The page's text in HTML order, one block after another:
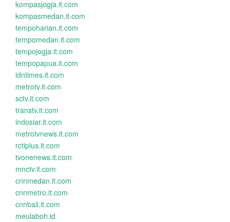
kompasjogja.it.com
kompasmedan.it.com
tempoharian.it.com
tempomedan.it.com
tempojogja.it.com
tempopapua.it.com
idntimes.it.com
metrotv.it.com
sctv.it.com
transtv.it.com
indosiar.it.com
metrotvnews.it.com
rctiplus.it.com
tvonenews.it.com
mnctv.it.com
cnnmedan.it.com
cnnmetro.it.com
cnnbali.it.com
meulaboh.id